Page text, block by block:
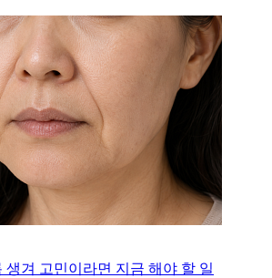
생겨 고민이라면 지금 해야 할 일